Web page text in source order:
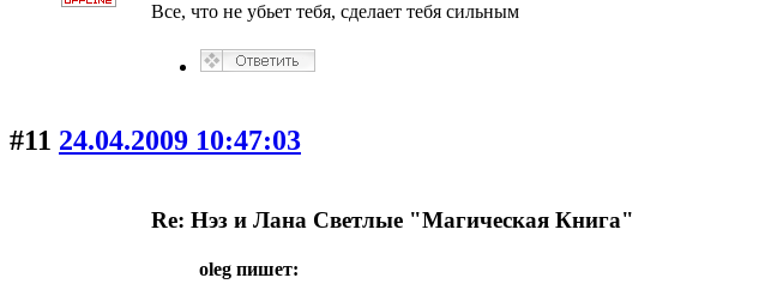
Все, что не убьет тебя, сделает тебя сильным
#11 24.04.2009 10:47:03
Re: Нэз и Лана Светлые "Магическая Книга"
oleg пишет: